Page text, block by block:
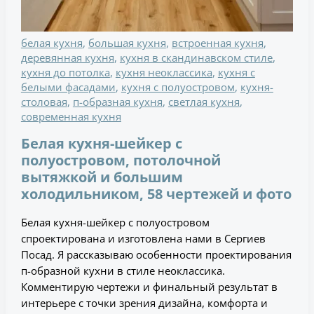
белая кухня, большая кухня, встроенная кухня,
деревянная кухня, кухня в скандинавском стиле,
кухня до потолка, кухня неоклассика, кухня с
белыми фасадами, кухня с полуостровом, кухня-
столовая, п-образная кухня, светлая кухня,
современная кухня
Белая кухня-шейкер с
полуостровом, потолочной
вытяжкой и большим
холодильником, 58 чертежей и фото
Белая кухня-шейкер с полуостровом
спроектирована и изготовлена нами в Сергиев
Посад. Я рассказываю особенности проектирования
п-образной кухни в стиле неоклассика.
Комментирую чертежи и финальный результат в
интерьере с точки зрения дизайна, комфорта и